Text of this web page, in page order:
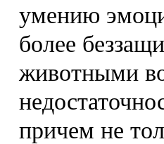
умению
более
животными
причем не